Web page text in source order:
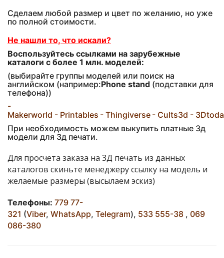
Сделаем любой размер и цвет по желанию, но уже
по полной стоимости.
Не нашли то, что искали?
Воспользуйтесь ссылками на зарубежные
каталоги с более 1 млн. моделей:
(выбирайте группы моделей или поиск на
английском (например:Phone stand (подставки для
телефона))
-
Makerworld - Printables - Thingiverse - Cults3d -
При необходимость можем выкупить платные 3д
модели для 3д печати.
Для просчета заказа на 3Д печать из данных
каталогов скиньте менеджеру ссылку на модель и
желаемые размеры (высылаем эскиз)
Телефоны: 779 77-
321 (Viber, WhatsApp, Telegram), 533 555-38 , 069
086-380